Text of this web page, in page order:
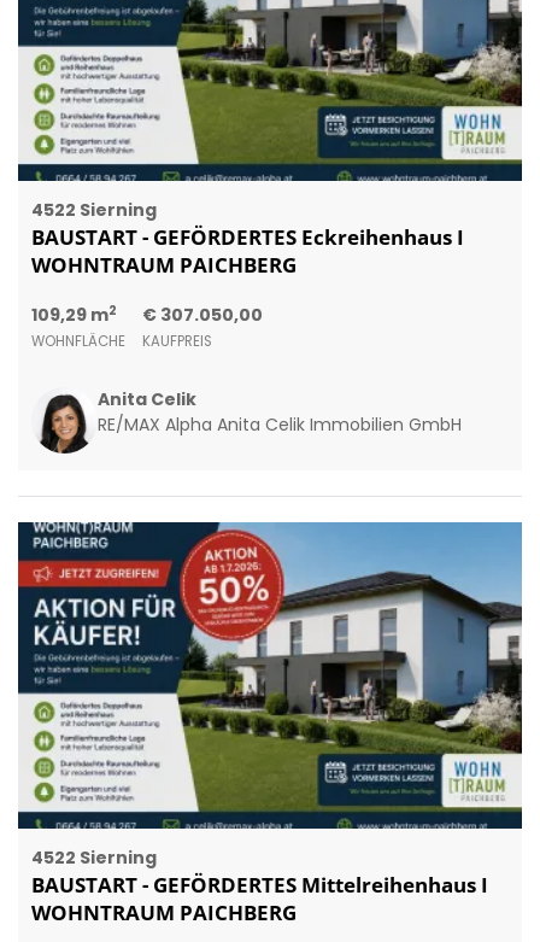
4522 Sierning
BAUSTART - GEFÖRDERTES Eckreihenhaus I
WOHNTRAUM PAICHBERG
109,29 m2
WOHNFLÄCHE
€ 307.050,00
KAUFPREIS
Anita Celik
RE/MAX Alpha Anita Celik Immobilien GmbH
4522 Sierning
BAUSTART - GEFÖRDERTES Mittelreihenhaus I
WOHNTRAUM PAICHBERG